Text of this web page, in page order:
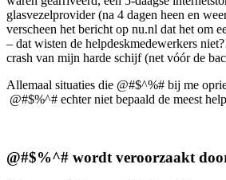
glasvezelprovider (na 4 dagen heen en
verscheen het bericht op nu.nl dat het om
– dat wisten de helpdeskmedewerkers
crash van mijn harde schijf (net vóór de
Allemaal situaties die @#$^%# bij me
@#$%^# echter niet bepaald de meest
@#$%^# wordt veroorzaakt